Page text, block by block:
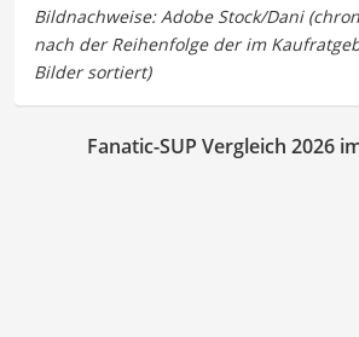
Fanatic-SUP Vergleich 2026